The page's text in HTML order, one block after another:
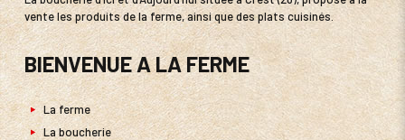
vente les produits de la ferme, ainsi que des plats cuisinés.
BIENVENUE A LA FERME
La ferme
La boucherie